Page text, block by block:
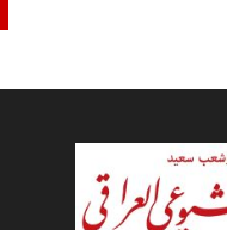
من انتفاضات شعبنا في تشرين